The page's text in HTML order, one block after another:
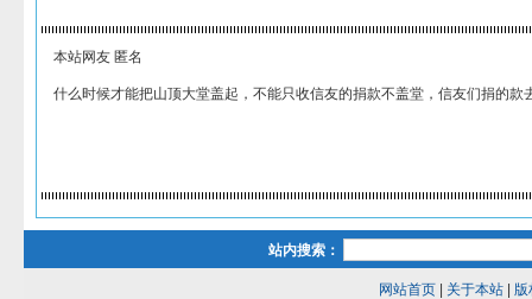
本站网友 匿名
什么时候才能把山顶大堂盖起，不能只收信友的捐款不盖堂，信友们捐的款
站内搜索：
网站首页| 关于本站| 版